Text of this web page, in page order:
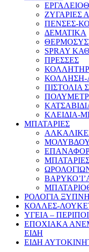
ΖΥΓΑΡΙΕΣ
ΠΕΝΣΕΣ-
ΔΕΜΑΤΙΚΑ
SPRAY
ΠΡΕΣΣΕΣ
ΚΟΛΛΗΣΗ-
ΠΙΣΤΟΛΙΑ
ΚΛΕΙΔΙΑ-
ΜΠΑΤΑΡΙΕΣ
ΡΟΛΟΓΙΑ
ΚΟΛΛΕΣ-
ΥΓΕΙΑ –
ΕΠΟΧΙΑΚΑ
ΕΙΔΗ
ΕΙΔΗ